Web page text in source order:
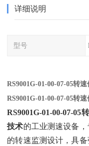
详细说明
型号
RS9001G-01-00-07-05转
RS9001G-01-00-07-05转
RS9001G-01-00-07-05
技术的工业测速设备
的转速监测设计，具